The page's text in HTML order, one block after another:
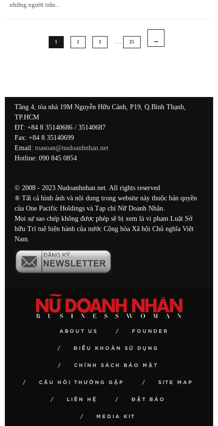
những người trân
1 2 3 25
Tầng 4, tòa nhà 19M Nguyễn Hữu Cảnh, P19, Q.Bình Thạnh,
TP.HCM
ĐT: +84 8 35140686 / 35140687
Fax: +84 8 35140699
Email: toasoan@nudoanhnhan.net
Hotline: 090 845 0854
© 2008 - 2023 Nudoanhnhan.net. All rights reserved
® Tất cả hình ảnh và nội dung trong website này thuộc bản quyền
của One Pacific Holdings và Tạp chí Nữ Doanh Nhân.
Mọi sự sao chép không được phép sẽ bị xem là vi phạm Luật Sở
hữu Trí tuệ hiện hành của nước Cộng hòa Xã hội Chủ nghĩa Việt
Nam.
ABOUT US FOUNDER
ĐIỀU KHOẢN SỬ DỤNG
CHÍNH SÁCH BẢO MẬT
CÂU HỎI THƯỜNG GẶP SITE MAP
LIÊN HỆ ĐẶT BÁO
MEDIA KIT